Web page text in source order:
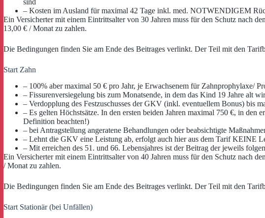
sind
– Kosten im Ausland für maximal 42 Tage inkl. med. NOTWENDIGEM
Ein Versicherter mit einem Eintrittsalter von 30 Jahren muss für den Schutz nach
13,00 € / Monat zu zahlen.
Die Bedingungen finden Sie am Ende des Beitrages verlinkt. Der Teil mit den
Start Zahn
– 100% aber maximal 50 € pro Jahr, je Erwachsenem für Zahnprophylaxe/
– Fissurenversiegelung bis zum Monatsende, in dem das Kind 19 Jahre alt
– Verdopplung des Festzuschusses der GKV (inkl. eventuellem Bonus) bis
– Es gelten Höchstsätze. In den ersten beiden Jahren maximal 750 €, in
Definition beachten!)
– bei Antragstellung angeratene Behandlungen oder beabsichtigte
– Lehnt die GKV eine Leistung ab, erfolgt auch hier aus dem Tarif KEINE
– Mit erreichen des 51. und 66. Lebensjahres ist der Beitrag der jeweils
Ein Versicherter mit einem Eintrittsalter von 40 Jahren muss für den Schutz nach
/ Monat zu zahlen.
Die Bedingungen finden Sie am Ende des Beitrages verlinkt. Der Teil mit den
Start Stationär (bei Unfällen)